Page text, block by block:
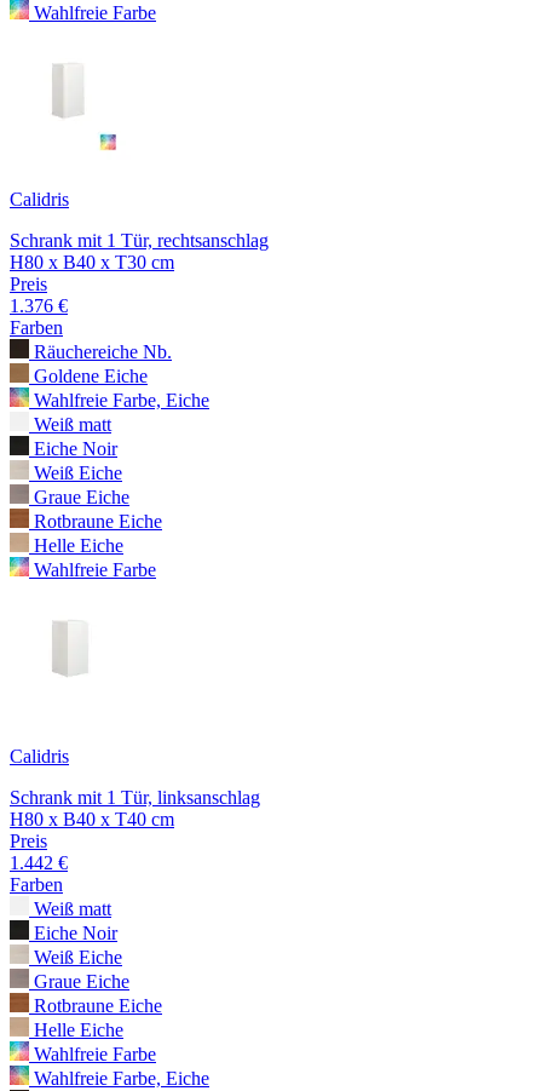
Wahlfreie Farbe
Calidris
Schrank mit 1 Tür, rechtsanschlag
H80 x B40 x T30 cm
Preis
1.376 €
Farben
Räuchereiche Nb.
Goldene Eiche
Wahlfreie Farbe, Eiche
Weiß matt
Eiche Noir
Weiß Eiche
Graue Eiche
Rotbraune Eiche
Helle Eiche
Wahlfreie Farbe
Calidris
Schrank mit 1 Tür, linksanschlag
H80 x B40 x T40 cm
Preis
1.442 €
Farben
Weiß matt
Eiche Noir
Weiß Eiche
Graue Eiche
Rotbraune Eiche
Helle Eiche
Wahlfreie Farbe
Wahlfreie Farbe, Eiche